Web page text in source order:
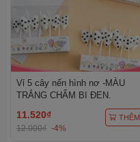
Vỉ 5 cây nến hình nơ -MÀU
TRẮNG CHẤM BI ĐEN.
11.520₫
12.000₫ -4%
THÊM